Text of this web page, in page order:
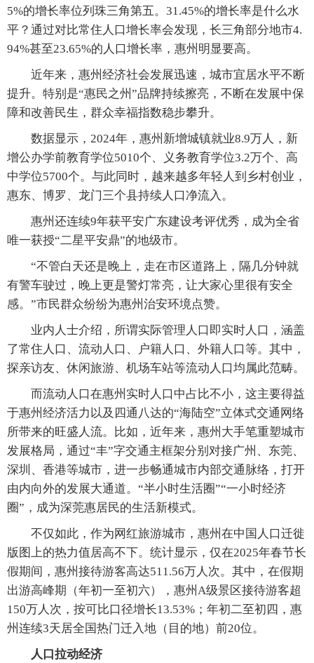
5%的增长率位列珠三角第五。31.45%的增长率是什么水
平？通过对比常住人口增长率会发现，长三角部分地市4.
94%甚至23.65%的人口增长率，惠州明显要高。
近年来，惠州经济社会发展迅速，城市宜居水平不断
提升。特别是“惠民之州”品牌持续擦亮，不断在发展中保
障和改善民生，群众幸福指数稳步攀升。
数据显示，2024年，惠州新增城镇就业8.9万人，新
增公办学前教育学位5010个、义务教育学位3.2万个、高
中学位5700个。与此同时，越来越多年轻人到乡村创业，
惠东、博罗、龙门三个县持续人口净流入。
惠州还连续9年获平安广东建设考评优秀，成为全省
唯一获授“二星平安鼎”的地级市。
“不管白天还是晚上，走在市区道路上，隔几分钟就
有警车驶过，晚上更是警灯常亮，让大家心里很有安全
感。”市民群众纷纷为惠州治安环境点赞。
业内人士介绍，所谓实际管理人口即实时人口，涵盖
了常住人口、流动人口、户籍人口、外籍人口等。其中，
探亲访友、休闲旅游、机场车站等流动人口均属此范畴。
而流动人口在惠州实时人口中占比不小，这主要得益
于惠州经济活力以及四通八达的“海陆空”立体式交通网络
所带来的旺盛人流。比如，近年来，惠州大手笔重塑城市
发展格局，通过“丰”字交通主框架分别对接广州、东莞、
深圳、香港等城市，进一步畅通城市内部交通脉络，打开
由内向外的发展大通道。“半小时生活圈”“一小时经济
圈”，成为深莞惠居民的生活新模式。
不仅如此，作为网红旅游城市，惠州在中国人口迁徙
版图上的热力值居高不下。统计显示，仅在2025年春节长
假期间，惠州接待游客高达511.56万人次。其中，在假期
出游高峰期（年初一至初六），惠州A级景区接待游客超
150万人次，按可比口径增长13.53%；年初二至初四，惠
州连续3天居全国热门迁入地（目的地）前20位。
人口拉动经济